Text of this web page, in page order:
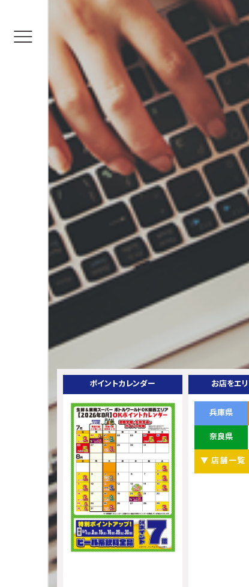
ポイントカレンダー お店をエ
兵庫県
奈良県
▼ 店舗一覧